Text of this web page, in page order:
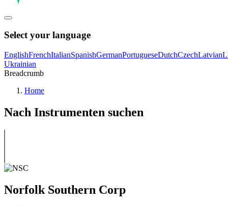
Select your language
EnglishFrenchItalianSpanishGermanPortugueseDutchCzechLatvian
Ukrainian
Breadcrumb
Home
Nach Instrumenten suchen
Norfolk Southern Corp